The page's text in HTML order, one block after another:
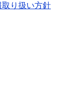
取り扱い方針